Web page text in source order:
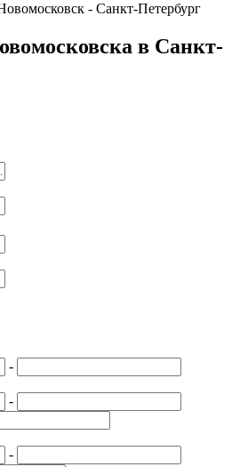
- Санкт-Петербург
в Санкт-
-
-
-